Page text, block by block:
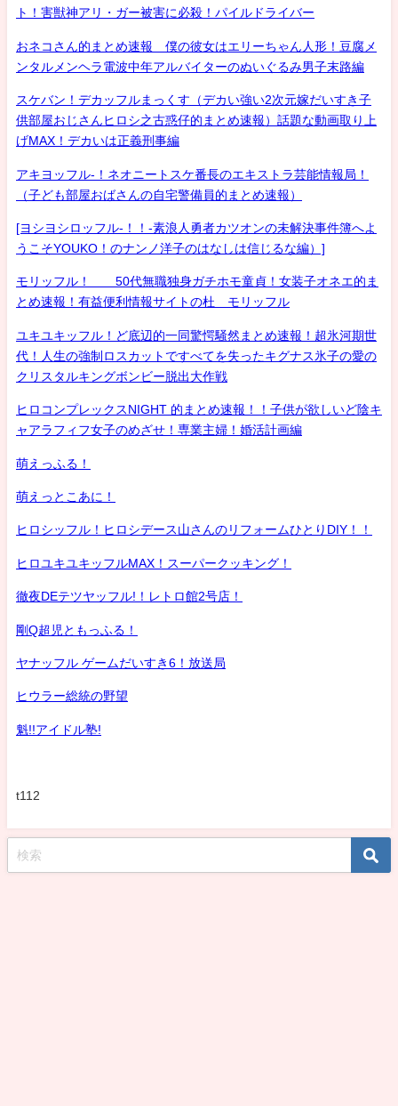
ト！害獣神アリ・ガー被害に必殺！パイルドライバー
おネコさん的まとめ速報 僕の彼女はエリーちゃん人形！豆腐メ
ンタルメンヘラ電波中年アルバイターのぬいぐるみ男子末路編
スケバン！デカッフルまっくす（デカい強い2次元嫁だいすき子
供部屋おじさんヒロシ之古惑仔的まとめ速報）話題な動画取り上
げMAX！デカいは正義刑事編
アキヨッフル-！ネオニートスケ番長のエキストラ芸能情報局！
（子ども部屋おばさんの自宅警備員的まとめ速報）
[ヨシヨシロッフル-！！-素浪人勇者カツオンの未解決事件簿へよ
うこそYOUKO！のナンノ洋子のはなしは信じるな編）]
モリッフル！ 50代無職独身ガチホモ童貞！女装子オネエ的ま
とめ速報！有益便利情報サイトの杜 モリッフル
ユキユキッフル！ど底辺的一同驚愕騒然まとめ速報！超氷河期世
代！人生の強制ロスカットですべてを失ったキグナス氷子の愛の
クリスタルキングボンビー脱出大作戦
ヒロコンプレックスNIGHT 的まとめ速報！！子供が欲しいど陰キ
ャアラフィフ女子のめざせ！専業主婦！婚活計画編
萌えっふる！
萌えっとこあに！
ヒロシッフル！ヒロシデース山さんのリフォームひとりDIY！！
ヒロユキユキッフルMAX！スーパークッキング！
徹夜DEテツヤッフル!！レトロ館2号店！
剛Q超児ともっふる！
ヤナッフル ゲームだいすき6！放送局
ヒウラー総統の野望
魁!!アイドル塾!
t112